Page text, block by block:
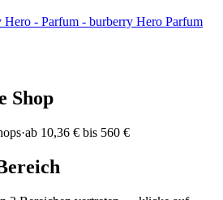
- Parfum - burberry Hero Parfum
Shop
·ab 10,36 € bis 560 €